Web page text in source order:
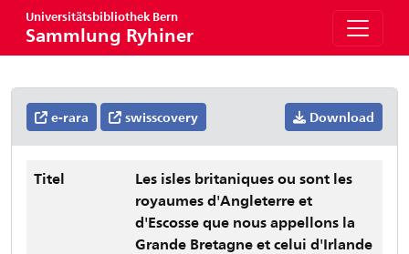
Universitätsbibliothek Bern
Sammlung Ryhiner
e-rara swisscovery Download
Titel
Les isles britaniques ou sont les
royaumes d'Angleterre et
d'Escosse que nous appellons la
Grande Bretagne et celui d'Irlande